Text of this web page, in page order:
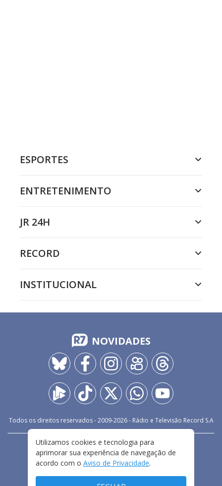
ESPORTES
ENTRETENIMENTO
JR 24H
RECORD
INSTITUCIONAL
NOVIDADES
Todos os direitos reservados - 2009-2026- Rádio e Televisão Record S.A
FALE CONOSCO
PRIVACIDADE
TERMOS E CONDIÇÕES DE USO
Utilizamos cookies e tecnologia para
aprimorar sua experiência de navegação de
acordo com o Aviso de Privacidade.